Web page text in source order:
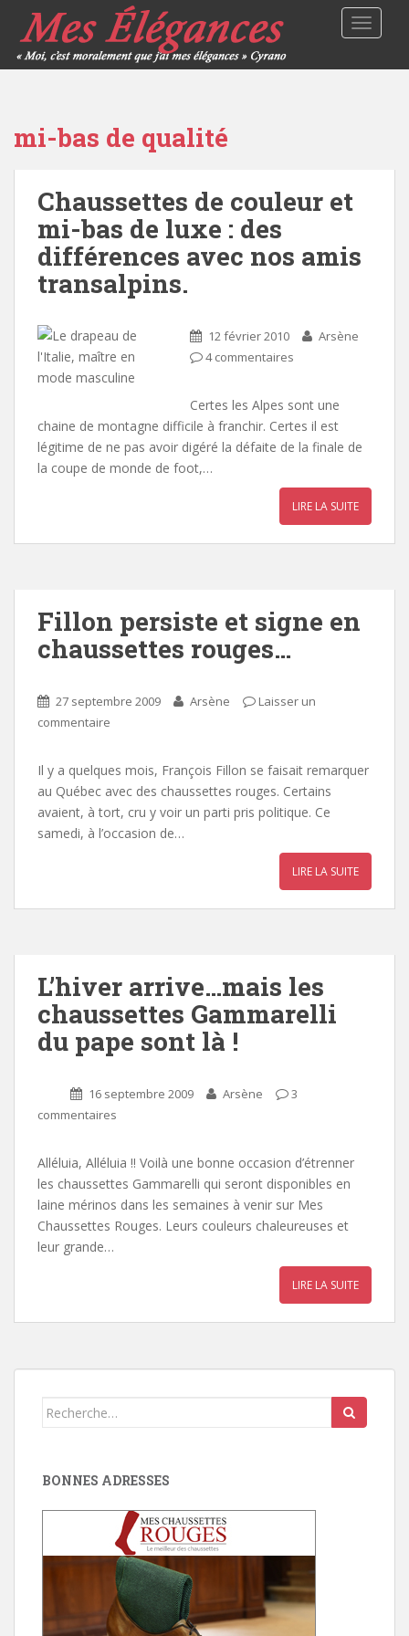
mi-bas de qualité
Chaussettes de couleur et
mi-bas de luxe : des
différences avec nos amis
transalpins.
12 février 2010
Arsène
4 commentaires
Certes les Alpes sont une
chaine de montagne difficile à franchir. Certes il est
légitime de ne pas avoir digéré la défaite de la finale de
la coupe de monde de foot,…
LIRE LA SUITE
Fillon persiste et signe en
chaussettes rouges…
27 septembre 2009 Arsène
Laisser un
commentaire
Il y a quelques mois, François Fillon se faisait remarquer
au Québec avec des chaussettes rouges. Certains
avaient, à tort, cru y voir un parti pris politique. Ce
samedi, à l’occasion de…
LIRE LA SUITE
L’hiver arrive…mais les
chaussettes Gammarelli
du pape sont là !
16 septembre 2009 Arsène
3
commentaires
Alléluia, Alléluia !! Voilà une bonne occasion d’étrenner
les chaussettes Gammarelli qui seront disponibles en
laine mérinos dans les semaines à venir sur Mes
Chaussettes Rouges. Leurs couleurs chaleureuses et
leur grande…
LIRE LA SUITE
Search
BONNES ADRESSES